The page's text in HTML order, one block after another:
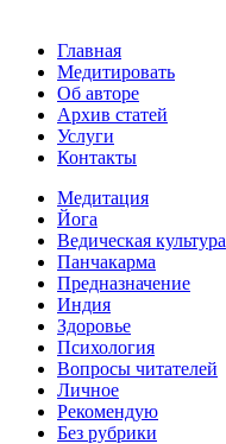
Главная
Медитировать
Об авторе
Архив статей
Услуги
Контакты
Медитация
Йога
Ведическая культура
Панчакарма
Предназначение
Индия
Здоровье
Психология
Вопросы читателей
Личное
Рекомендую
Без рубрики